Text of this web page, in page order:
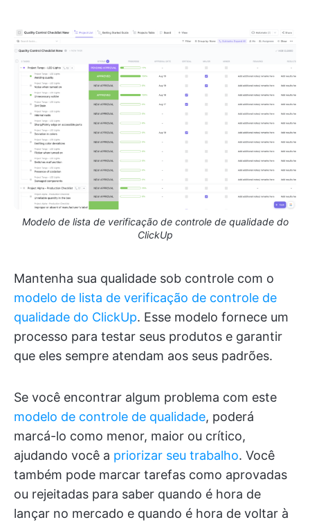
Modelo de lista de verificação de controle de qualidade do
ClickUp
Mantenha sua qualidade sob controle com o
modelo de lista de verificação de controle de
qualidade do ClickUp. Esse modelo fornece um
processo para testar seus produtos e garantir
que eles sempre atendam aos seus padrões.
Se você encontrar algum problema com este
modelo de controle de qualidade, poderá
marcá-lo como menor, maior ou crítico,
ajudando você a priorizar seu trabalho. Você
também pode marcar tarefas como aprovadas
ou rejeitadas para saber quando é hora de
lançar no mercado e quando é hora de voltar à